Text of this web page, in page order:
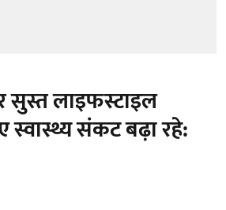
सुस्त लाइफस्टाइल
स्वास्थ्य संकट बढ़ा रहे: